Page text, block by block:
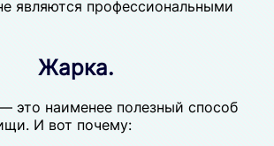
являются профессиональными
Жарка.
это наименее полезный способ
И вот почему: